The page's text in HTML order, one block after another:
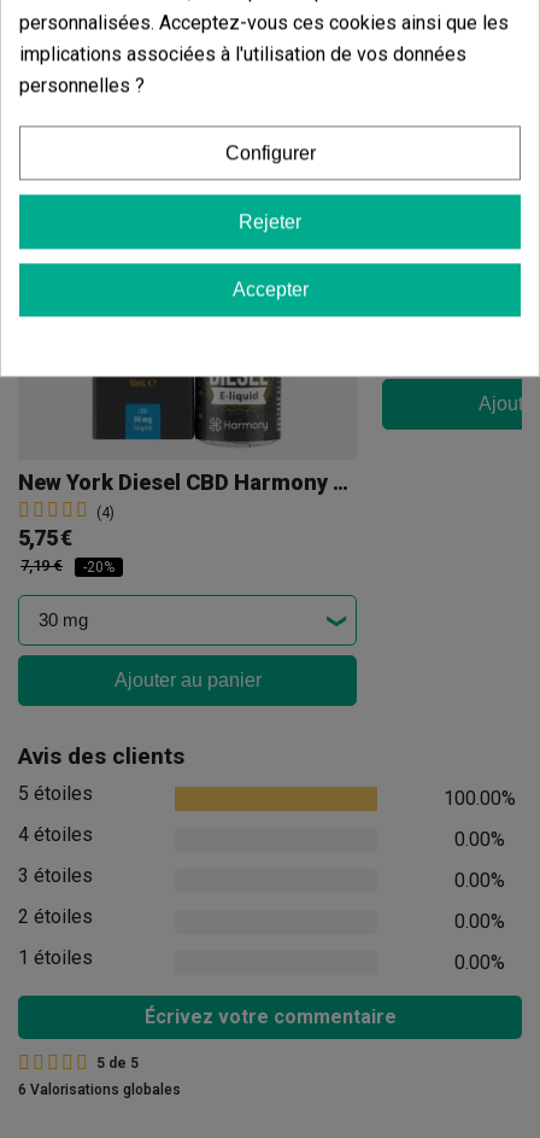
Vous aimerez aussi
New York Diesel CBD Harmony E-Liquid
(4)
5,75 €
7,19 € -20%
Ajouter au panier
19,30 €
Avis des clients
5 étoiles
100.00%
4 étoiles
0.00%
3 étoiles
0.00%
2 étoiles
0.00%
1 étoiles
0.00%
Écrivez votre commentaire
5 de 5
6 Valorisations globales
personnalisées. Acceptez-vous ces cookies ainsi que les
implications associées à l'utilisation de vos données
personnelles ?
Configurer
Rejeter
Accepter